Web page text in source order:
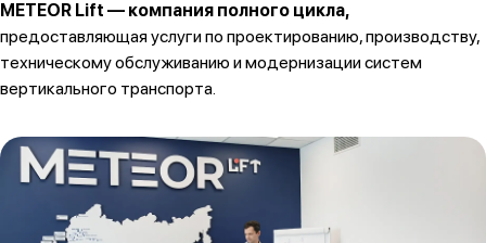
METEOR Lift — компания полного цикла,
предоставляющая услуги по проектированию, производству,
техническому обслуживанию и модернизации систем
вертикального транспорта.